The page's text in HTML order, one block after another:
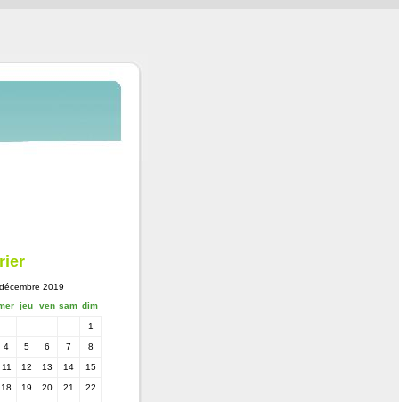
décembre 2019
jeu ven sam dim
1
4 5 6 7 8
11 12 13 14 15
18 19 20 21 22